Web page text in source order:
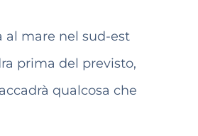
al mare nel sud-est
prima del previsto,
qualcosa che